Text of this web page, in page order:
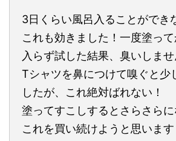
3日くらい風呂入ることができ
これも効きました！一度塗っ
入らず試した結果、臭いしませ
Tシャツを鼻につけて嗅ぐと少
したが、これ絶対ばれない！
塗ってすこしするとさらさら
これを買い続けようと思います